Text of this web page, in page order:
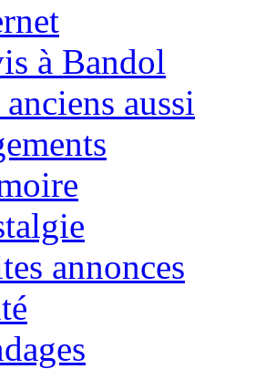
à Bandol
aussi
annonces